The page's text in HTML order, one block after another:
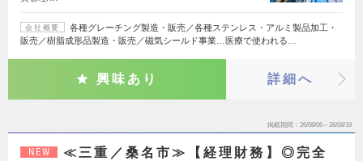
会社概要
各種グレーチング製造・販売／各種ステンレス・アルミ製品加工・
販売／樹脂成形品製造・販売／磁気シールド事業…医療で使われる…
興味あり 詳細へ
掲載期間 26/08/06～26/08/19
NEW
≪三重／桑名市≫【経理財務】◎完全